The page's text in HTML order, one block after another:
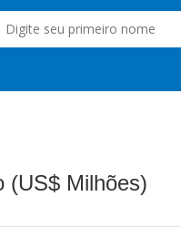
(US$ Milhões)